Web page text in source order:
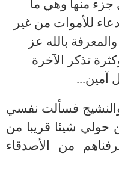
منها وهي ما
للأموات من غير
بالله عز
تذكر الآخرة
آمين...
والنشيج فسألت نفسي
حولي شيئا قريبا من
من الأصدقاء